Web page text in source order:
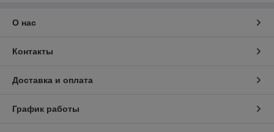
О нас
Контакты
Доставка и оплата
График работы